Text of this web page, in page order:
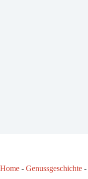
Home - Genussgeschichte -